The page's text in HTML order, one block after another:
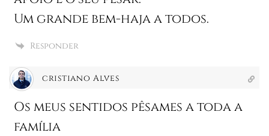
Um grande bem-haja a todos.
Responder
cristiano Alves
Os meus sentidos pêsames a toda a
família